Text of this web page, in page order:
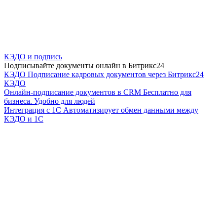
КЭДО и подпись
Подписывайте документы онлайн в Битрикс24
КЭДО Подписание кадровых документов через Битрикс24
КЭДО
Онлайн-подписание документов в CRM Бесплатно для
бизнеса. Удобно для людей
Интеграция с 1С Автоматизирует обмен данными между
КЭДО и 1С